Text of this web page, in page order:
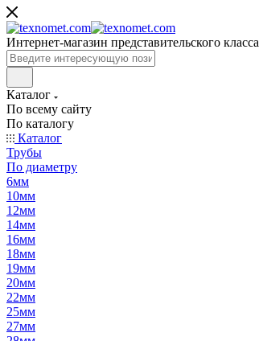
Интернет-магазин представительского класса
Каталог
По всему сайту
По каталогу
Каталог
Трубы
По диаметру
6мм
10мм
12мм
14мм
16мм
18мм
19мм
20мм
22мм
25мм
27мм